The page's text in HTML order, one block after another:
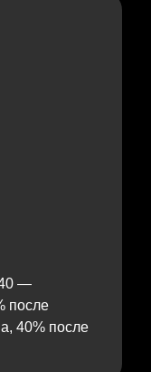
40 —
после
40% после